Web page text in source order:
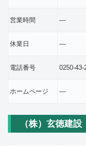
営業時間 ―
休業日 ―
電話番号 0250-43-
ホームページ ―
（株）玄徳建設